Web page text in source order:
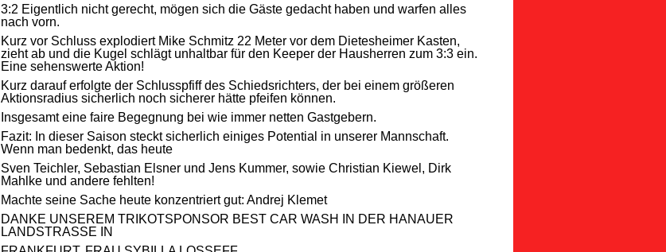
3:2 Eigentlich nicht gerecht, mögen sich die Gäste gedacht haben und warfen alles
nach vorn.
Kurz vor Schluss explodiert Mike Schmitz 22 Meter vor dem Dietesheimer Kasten,
zieht ab und die Kugel schlägt unhaltbar für den Keeper der Hausherren zum 3:3 ein.
Eine sehenswerte Aktion!
Kurz darauf erfolgte der Schlusspfiff des Schiedsrichters, der bei einem größeren
Aktionsradius sicherlich noch sicherer hätte pfeifen können.
Insgesamt eine faire Begegnung bei wie immer netten Gastgebern.
Fazit: In dieser Saison steckt sicherlich einiges Potential in unserer Mannschaft.
Wenn man bedenkt, das heute
Sven Teichler, Sebastian Elsner und Jens Kummer, sowie Christian Kiewel, Dirk
Mahlke und andere fehlten!
Machte seine Sache heute konzentriert gut: Andrej Klemet
DANKE UNSEREM TRIKOTSPONSOR BEST CAR WASH IN DER HANAUER
LANDSTRASSE IN